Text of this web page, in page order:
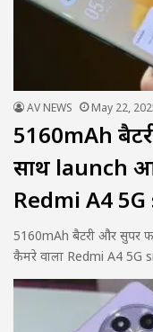
AV NEWS May 22,
5160mAh
साथ launch
Redmi A4
5160mAh बैटरी और सुपर
कैमरे वाला Redmi A4